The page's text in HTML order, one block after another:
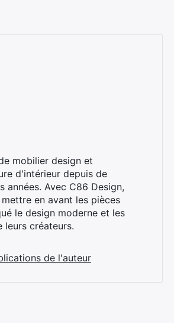
mobilier design et
d'intérieur depuis de
années. Avec C86 Design,
en avant les pièces
le design moderne et les
leurs créateurs.
de l'auteur